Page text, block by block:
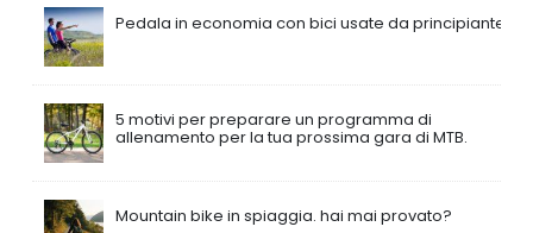
Pedala in economia con bici usate da principiante
5 motivi per preparare un programma di
allenamento per la tua prossima gara di MTB.
Mountain bike in spiaggia. hai mai provato?